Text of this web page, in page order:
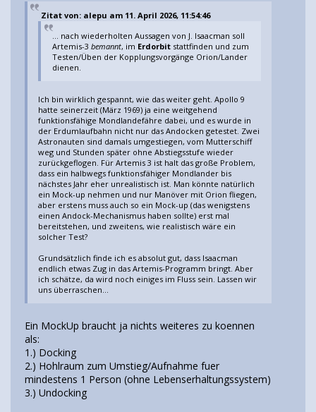
Zitat von: alepu am 11. April 2026, 11:54:46
... nach wiederholten Aussagen von J. Isaacman soll
Artemis-3 bemannt, im Erdorbitstattfinden und zum
Testen/Üben der Kopplungsvorgänge Orion/Lander
dienen.
Ich bin wirklich gespannt, wie das weiter geht. Apollo 9
hatte seinerzeit (März 1969) ja eine weitgehend
funktionsfähige Mondlandefähre dabei, und es wurde in
der Erdumlaufbahn nicht nur das Andocken getestet. Zwei
Astronauten sind damals umgestiegen, vom Mutterschiff
weg und Stunden später ohne Abstiegsstufe wieder
zurückgeflogen. Für Artemis 3 ist halt das große Problem,
dass ein halbwegs funktionsfähiger Mondlander bis
nächstes Jahr eher unrealistisch ist. Man könnte natürlich
ein Mock-up nehmen und nur Manöver mit Orion fliegen,
aber erstens muss auch so ein Mock-up (das wenigstens
einen Andock-Mechanismus haben sollte) erst mal
bereitstehen, und zweitens, wie realistisch wäre ein
solcher Test?
Grundsätzlich finde ich es absolut gut, dass Isaacman
endlich etwas Zug in das Artemis-Programm bringt. Aber
ich schätze, da wird noch einiges im Fluss sein. Lassen wir
uns überraschen...
Ein MockUp braucht ja nichts weiteres zu koennen
als:
1.) Docking
2.) Hohlraum zum Umstieg/Aufnahme fuer
mindestens 1 Person (ohne Lebenserhaltungssystem)
3.) Undocking